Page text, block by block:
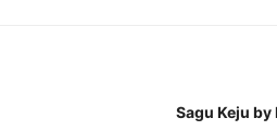
Sagu Keju by